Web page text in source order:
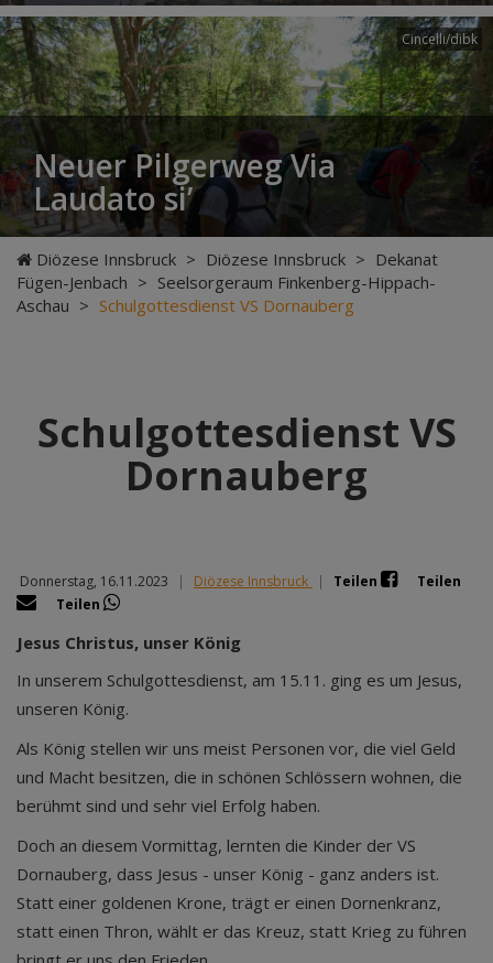
Cincelli/dibk
Neuer Pilgerweg Via
Laudato si’
Diözese Innsbruck > Diözese Innsbruck > Dekanat
Fügen-Jenbach > Seelsorgeraum Finkenberg-Hippach-
Aschau > Schulgottesdienst VS Dornauberg
Schulgottesdienst VS
Dornauberg
Donnerstag, 16.11.2023 | Diözese Innsbruck | Teilen
Teilen
Teilen
Jesus Christus, unser König
In unserem Schulgottesdienst, am 15.11. ging es um Jesus,
unseren König.
Als König stellen wir uns meist Personen vor, die viel Geld
und Macht besitzen, die in schönen Schlössern wohnen, die
berühmt sind und sehr viel Erfolg haben.
Doch an diesem Vormittag, lernten die Kinder der VS
Dornauberg, dass Jesus - unser König - ganz anders ist.
Statt einer goldenen Krone, trägt er einen Dornenkranz,
statt einen Thron, wählt er das Kreuz, statt Krieg zu führen